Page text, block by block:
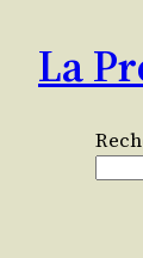
contenu
La